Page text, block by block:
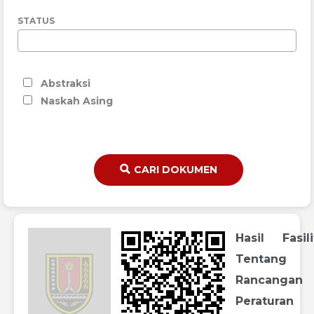
STATUS
Abstraksi
Naskah Asing
CARI DOKUMEN
Hasil
Tentang
Rancangan
Peraturan